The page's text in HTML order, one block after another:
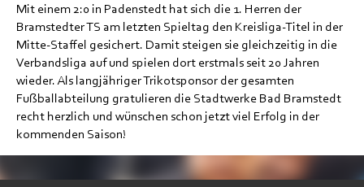
Mit einem 2:0 in Padenstedt hat sich die 1. Herren der
Bramstedter TS am letzten Spieltag den Kreisliga-Titel in der
Mitte-Staffel gesichert. Damit steigen sie gleichzeitig in die
Verbandsliga auf und spielen dort erstmals seit 20 Jahren
wieder. Als langjähriger Trikotsponsor der gesamten
Fußballabteilung gratulieren die Stadtwerke Bad Bramstedt
recht herzlich und wünschen schon jetzt viel Erfolg in der
kommenden Saison!